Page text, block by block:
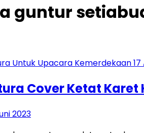
guntur
Cover Ketat
2023